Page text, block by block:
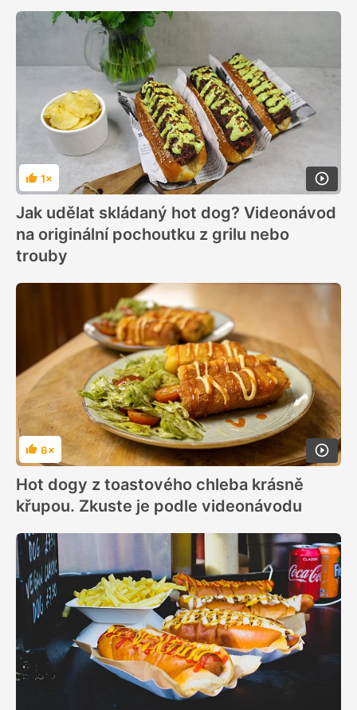
Hodnocení
1×
Jak udělat skládaný hot dog? Videonávod
na originální pochoutku z grilu nebo
trouby
Hodnocení
6×
Hot dogy z toastového chleba krásně
křupou. Zkuste je podle videonávodu